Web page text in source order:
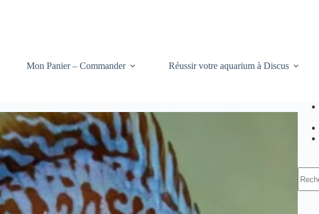
Mon Panier – Commander Réussir votre aquarium à Discus